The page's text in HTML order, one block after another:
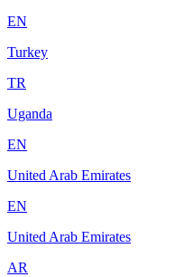
EN
Turkey
TR
Uganda
EN
United Arab Emirates
EN
United Arab Emirates
AR